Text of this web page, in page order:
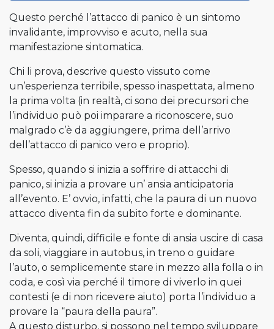
Questo perché l’attacco di panico è un sintomo
invalidante, improvviso e acuto, nella sua
manifestazione sintomatica.
Chi li prova, descrive questo vissuto come
un’esperienza terribile, spesso inaspettata, almeno
la prima volta (in realtà, ci sono dei precursori che
l’individuo può poi imparare a riconoscere, suo
malgrado c’è da aggiungere, prima dell’arrivo
dell’attacco di panico vero e proprio).
Spesso, quando si inizia a soffrire di attacchi di
panico, si inizia a provare un’ ansia anticipatoria
all’evento. E’ ovvio, infatti, che la paura di un nuovo
attacco diventa fin da subito forte e dominante.
Diventa, quindi, difficile e fonte di ansia uscire di casa
da soli, viaggiare in autobus, in treno o guidare
l’auto, o semplicemente stare in mezzo alla folla o in
coda, e così via perché il timore di viverlo in quei
contesti (e di non ricevere aiuto) porta l’individuo a
provare la “paura della paura”.
A questo disturbo, si possono nel tempo sviluppare